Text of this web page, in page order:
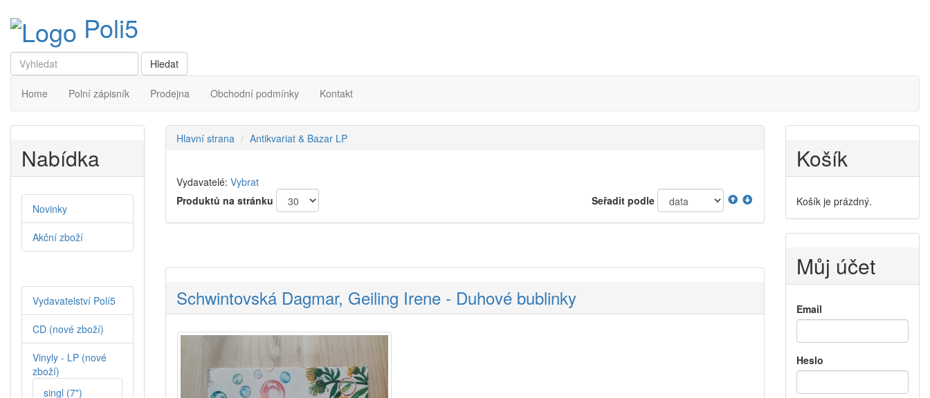
Poli5
Home Polní zápisník Prodejna Obchodní podmínky Kontakt
Hlavní strana Antikvariat & Bazar LP
Vydavatelé: Vybrat
Produktů na stránku
Seřadit podle
Schwintovská Dagmar, Geiling Irene - Duhové bublinky
Nabídka
Novinky
Akční zboží
Vydavatelství Polí5
CD (nové zboží)
Vinyly - LP (nové
zboží)
singl (7")
Košík
Košík je prázdný.
Můj účet
Email
Heslo